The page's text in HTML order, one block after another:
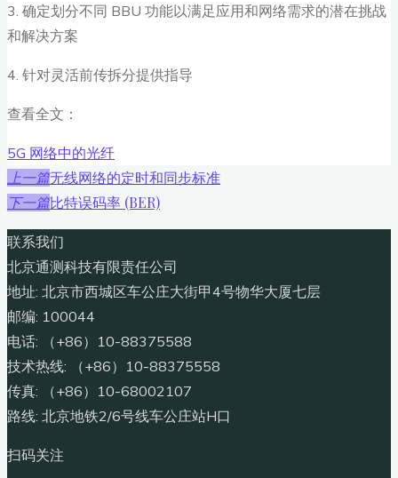
3. 确定划分不同 BBU 功能以满足应用和网络需求的潜在挑战
和解决方案
4. 针对灵活前传拆分提供指导
查看全文：
5G 网络中的光纤
上一篇无线网络的定时和同步标准
下一篇比特误码率 (BER)
联系我们
北京通测科技有限责任公司
地址: 北京市西城区车公庄大街甲4号物华大厦七层
邮编: 100044
电话: （+86）10-88375588
技术热线: （+86）10-88375558
传真: （+86）10-68002107
路线: 北京地铁2/6号线车公庄站H口
扫码关注